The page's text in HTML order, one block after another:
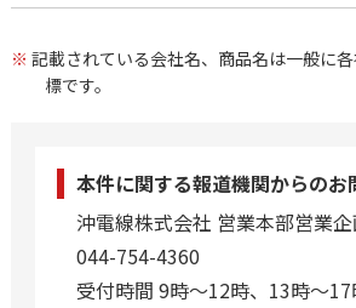
※ 記載されている会社名、商品名は一般に
標です。
本件に関する報道機関からのお
沖電線株式会社 営業本部営業
044-754-4360
受付時間 9時～12時、13時～